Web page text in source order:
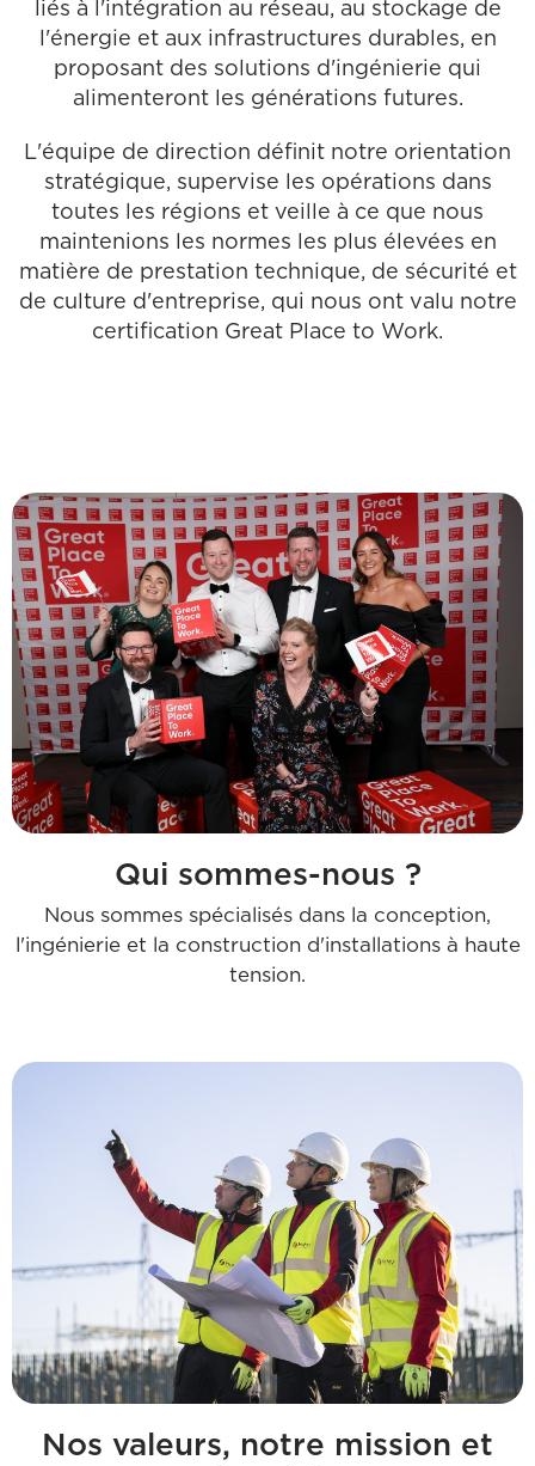
liés à l'intégration au réseau, au stockage de
l'énergie et aux infrastructures durables, en
proposant des solutions d'ingénierie qui
alimenteront les générations futures.
L'équipe de direction définit notre orientation
stratégique, supervise les opérations dans
toutes les régions et veille à ce que nous
maintenions les normes les plus élevées en
matière de prestation technique, de sécurité et
de culture d'entreprise, qui nous ont valu notre
certification Great Place to Work.
Qui sommes-nous ?
Nous sommes spécialisés dans la conception,
l'ingénierie et la construction d'installations à haute
tension.
Nos valeurs, notre mission et